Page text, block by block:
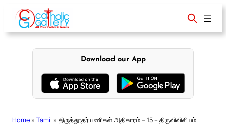
content
Download our App
Home » Tamil » திருத்தூதர் பணிகள் அதிகாரம் – 15 – திருவிவிலியம்